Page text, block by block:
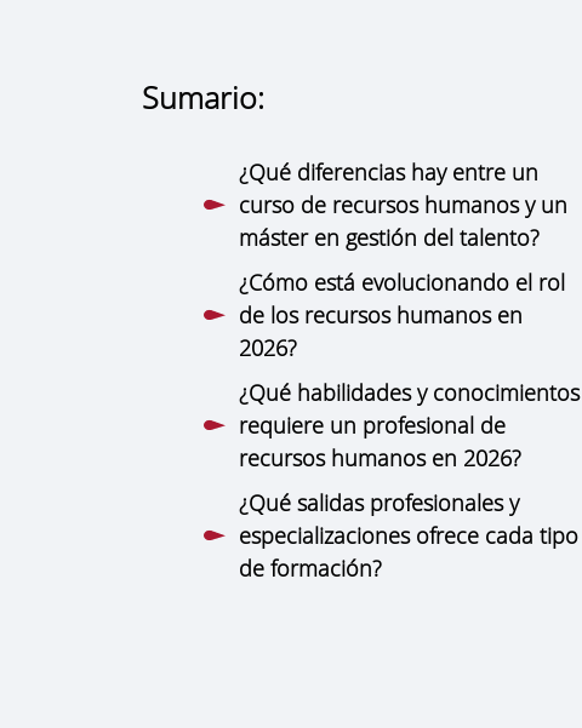
Sumario:
¿Qué diferencias hay entre un
curso de recursos humanos y un
máster en gestión del talento?
¿Cómo está evolucionando el rol
de los recursos humanos en
2026?
¿Qué habilidades y conocimientos
requiere un profesional de
recursos humanos en 2026?
¿Qué salidas profesionales y
especializaciones ofrece cada tipo
de formación?